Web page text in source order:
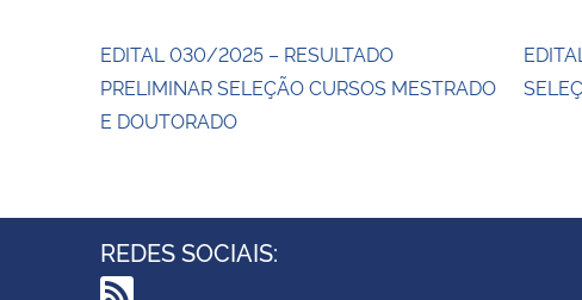
EDITAL 030/2025 – RESULTADO
PRELIMINAR SELEÇÃO CURSOS MESTRADO
E DOUTORADO
REDES SOCIAIS: